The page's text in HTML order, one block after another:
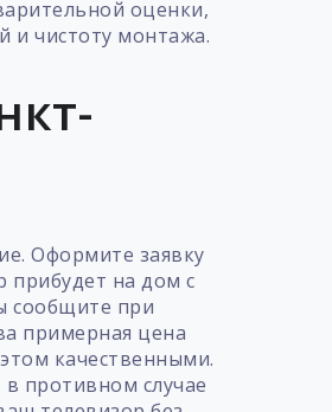
оценки,
и чистоту монтажа.
Оформите заявку
прибудет на дом с
сообщите при
примерная цена
качественными.
противном случае